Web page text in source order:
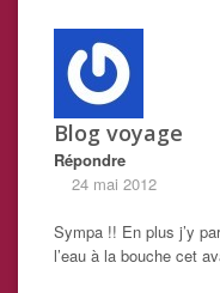
Blog voyage
Répondre
24 mai 2012
Sympa !! En plus j’y
l’eau à la bouche cet